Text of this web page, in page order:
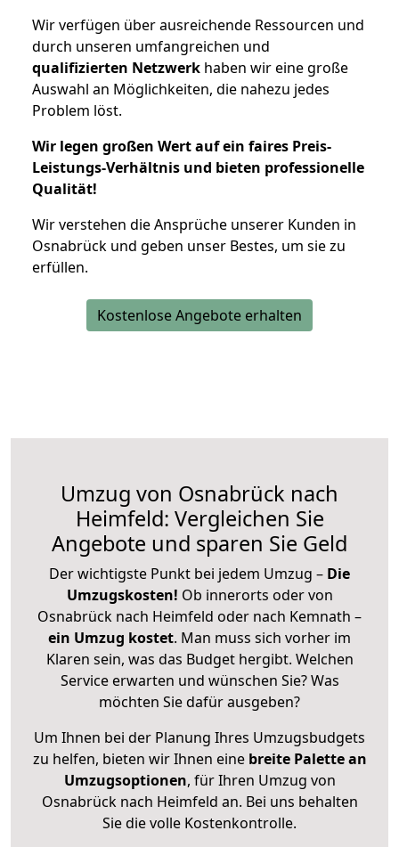
Wir verfügen über ausreichende Ressourcen und
durch unseren umfangreichen und
qualifizierten Netzwerk haben wir eine große
Auswahl an Möglichkeiten, die nahezu jedes
Problem löst.
Wir legen großen Wert auf ein faires Preis-
Leistungs-Verhältnis und bieten professionelle
Qualität!
Wir verstehen die Ansprüche unserer Kunden in
Osnabrück und geben unser Bestes, um sie zu
erfüllen.
Kostenlose Angebote erhalten
Umzug von Osnabrück nach
Heimfeld: Vergleichen Sie
Angebote und sparen Sie Geld
Der wichtigste Punkt bei jedem Umzug – Die
Umzugskosten! Ob innerorts oder von
Osnabrück nach Heimfeld oder nach Kemnath –
ein Umzug kostet. Man muss sich vorher im
Klaren sein, was das Budget hergibt. Welchen
Service erwarten und wünschen Sie? Was
möchten Sie dafür ausgeben?
Um Ihnen bei der Planung Ihres Umzugsbudgets
zu helfen, bieten wir Ihnen eine breite Palette an
Umzugsoptionen, für Ihren Umzug von
Osnabrück nach Heimfeld an. Bei uns behalten
Sie die volle Kostenkontrolle.